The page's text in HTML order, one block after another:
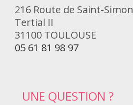
216 Route de Saint-Simon
Tertial II
31100 TOULOUSE
05 61 81 98 97
UNE QUESTION ?